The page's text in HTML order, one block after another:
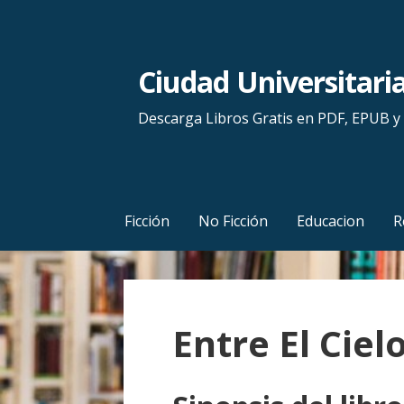
n
t
e
n
i
d
Ciudad
Descarga Libros Gratis en PDF, EPUB y
Ficción No Ficción Educacion
Entre El